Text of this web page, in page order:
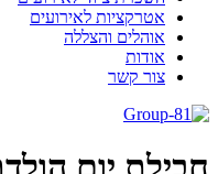
אטרקציות לאירועים
אוהלים והצללה
אודות
צור קשר